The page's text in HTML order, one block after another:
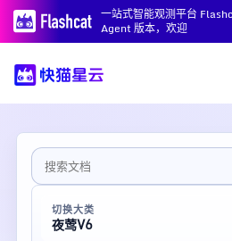
一站式智能观测平台
Agent 版本，欢迎
切换大类
夜莺V6